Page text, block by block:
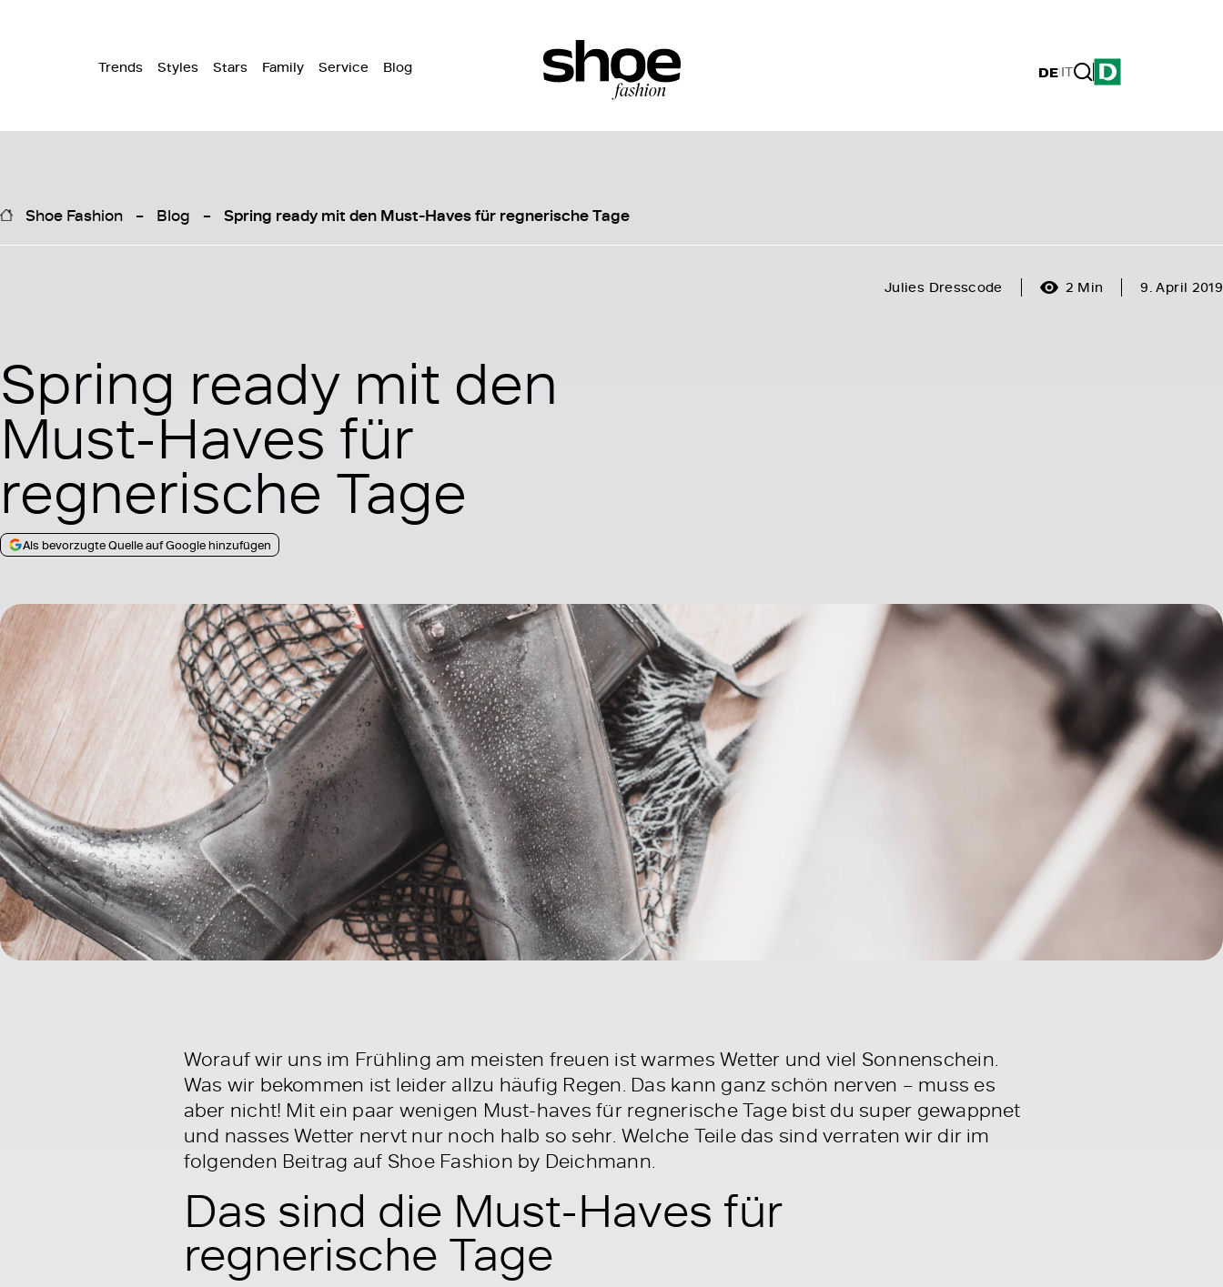
Trends Styles Stars Family Service Blog DE|IT
Shoe Fashion Blog Spring ready mit den Must-Haves für regnerische Tage
Julies Dresscode 2 Min 9. April 2019
Spring ready mit den
Must-Haves für
regnerische Tage
Als bevorzugte Quelle auf Google hinzufügen
Worauf wir uns im Frühling am meisten freuen ist warmes Wetter und viel Sonnenschein.
Was wir bekommen ist leider allzu häufig Regen. Das kann ganz schön nerven – muss es
aber nicht! Mit ein paar wenigen Must-haves für regnerische Tage bist du super gewappnet
und nasses Wetter nervt nur noch halb so sehr. Welche Teile das sind verraten wir dir im
folgenden Beitrag auf Shoe Fashion by Deichmann.
Das sind die Must-Haves für
regnerische Tage